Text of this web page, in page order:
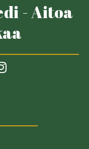
- Aitoa